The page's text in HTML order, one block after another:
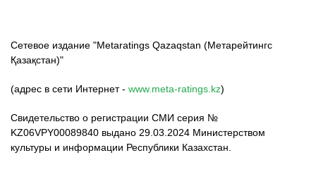
Сетевое издание "Metaratings Qazaqstan (Метарейтингс
Қазақстан)"
(адрес в сети Интернет - www.meta-ratings.kz)
Свидетельство о регистрации СМИ серия №
KZ06VPY00089840 выдано 29.03.2024 Министерством
культуры и информации Республики Казахстан.